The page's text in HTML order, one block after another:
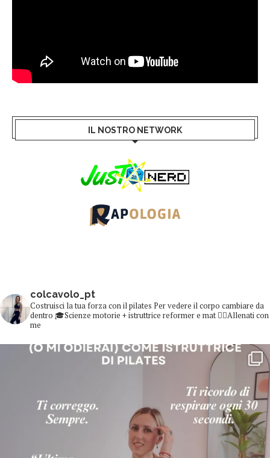
IL NOSTRO NETWORK
colcavolo_pt
Costruisci la tua forza con il pilates Per vedere il corpo cambiare da
dentro 🎓Scienze motorie + istruttrice reformer e mat 👇🏻Allenati con
me